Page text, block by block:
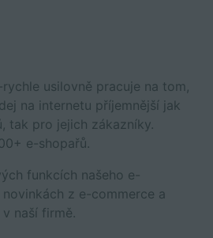
usilovně pracuje na tom,
na internetu příjemnější jak
tak pro jejich zákazníky.
e-shopařů.
funkcích našeho e-
z e-commerce a
naší firmě.